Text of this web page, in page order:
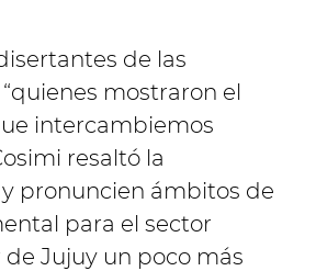
de las
mostraron el
intercambiemos
resaltó la
pronuncien ámbitos de
para el sector
Jujuy un poco más